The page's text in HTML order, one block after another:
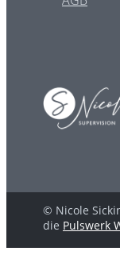
© Nicole
die Pulswerk